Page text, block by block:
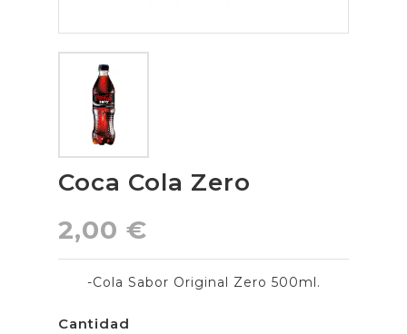
Coca Cola Zero
2,00 €
-Cola Sabor Original Zero 500ml.
Cantidad